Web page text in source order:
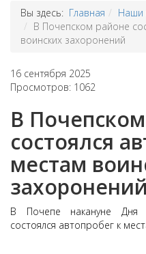
Вы здесь: Главная
Наши
В Почепском районе
воинских захоронений
16 сентября 2025
Просмотров: 1062
В
состоялся
местам
захоронений
В Почепе накануне Дня
состоялся автопробег к